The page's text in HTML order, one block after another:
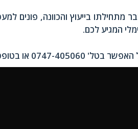
מתחילתו בייעוץ והכוונה, פונים
המגיע לכם.
בטופס יצירת קשר.